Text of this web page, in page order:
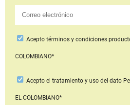
Aceptotérminos y condiciones
COLOMBIANO*
Acepto el tratamiento y uso del dato
EL COLOMBIANO*